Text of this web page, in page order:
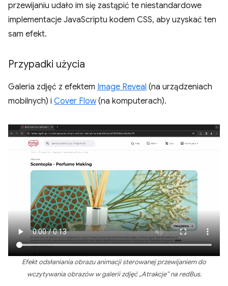
przewijaniu udało im się zastąpić te niestandardowe
implementacje JavaScriptu kodem CSS, aby uzyskać ten
sam efekt.
Przypadki użycia
Galeria zdjęć z efektem Image Reveal (na urządzeniach
mobilnych) i Cover Flow(na komputerach).
Efekt odsłaniania obrazu animacji sterowanej przewijaniem do
wczytywania obrazów w galerii zdjęć „Atrakcje” na redBus.